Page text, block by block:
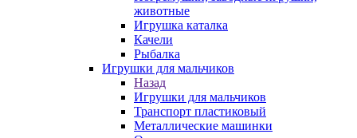
животные
Игрушка каталка
Качели
Рыбалка
Игрушки для мальчиков
Назад
Игрушки для мальчиков
Транспорт пластиковый
Металлические машинки